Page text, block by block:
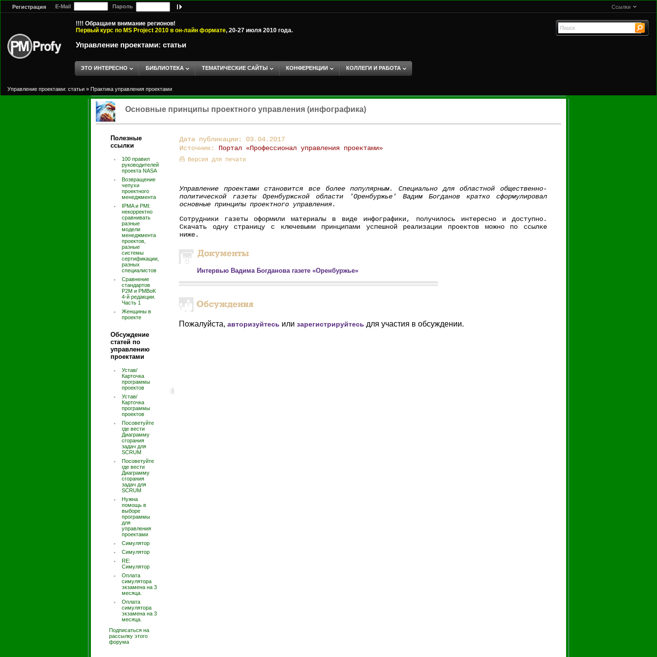
Регистрация E-Mail Пароль Ссылки
!!!! Обращаем внимание регионов!
Первый курс по MS Project 2010 в он-лайн формате, 20-27 июля 2010 года.
Управление проектами: статьи
ЭТО ИНТЕРЕСНО БИБЛИОТЕКА ТЕМАТИЧЕСКИЕ САЙТЫ КОНФЕРЕНЦИИ КОЛЛЕГИ И РАБОТА
Управление проектами: статьи » Практика управления проектами
Основные принципы проектного управления (инфографика)
Полезные
ссылки
100 правил
руководителей
проекта NASA
Возвращение
чепухи
проектного
менеджмента
IPMA и PMI:
некорректно
сравнивать
разные
модели
менеджмента
проектов,
разные
системы
сертификации,
разных
специалистов
Сравнение
стандартов
P2M и PMBoK
4-й редакции.
Часть 1
Женщины в
проекте
Обсуждение
статей по
управлению
проектами
Устав/
Карточка
программы
проектов
Устав/
Карточка
программы
проектов
Посоветуйте
где вести
Диаграмму
сгорания
задач для
SCRUM
Посоветуйте
где вести
Диаграмму
сгорания
задач для
SCRUM
Нужна
помощь в
выборе
программы
для
управления
проектами
Симулятор
Симулятор
RE:
Симулятор
Оплата
симулятора
экзамена на 3
месяца.
Оплата
симулятора
экзамена на 3
месяца.
Подписаться на
рассылку этого
форума
Дата публикации: 03.04.2017
Источник: Портал «Профессионал управления проектами»
Версия для печати
Управление проектами становится все более популярным. Специально для областной общественно-
политической газеты Оренбуржской области 'Оренбуржье' Вадим Богданов кратко сформулировал
основные принципы проектного управления.
Сотрудники газеты оформили материалы в виде инфографики, получилось интересно и доступно.
Скачать одну страницу с ключевыми принципами успешной реализации проектов можно по ссылке
ниже.
Интервью Вадима Богданова газете «Оренбуржье»
Пожалуйста, авторизуйтесь или зарегистрируйтесь для участия в обсуждении.